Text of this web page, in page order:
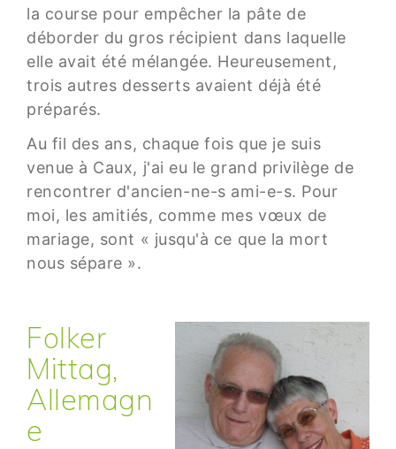
la course pour empêcher la pâte de
déborder du gros récipient dans laquelle
elle avait été mélangée. Heureusement,
trois autres desserts avaient déjà été
préparés.
Au fil des ans, chaque fois que je suis
venue à Caux, j'ai eu le grand privilège de
rencontrer d'ancien-ne-s ami-e-s. Pour
moi, les amitiés, comme mes vœux de
mariage, sont « jusqu'à ce que la mort
nous sépare ».
Folker
Mittag,
Allemagn
e